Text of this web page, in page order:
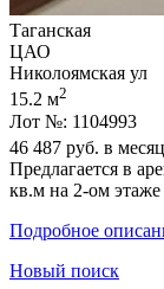
Таганская
ЦАО
Николоямская ул
15.2 м2
Лот №: 1104993
46 487 руб. в
Предлагается в
кв.м на 2-ом
Подробное
Новый поиск